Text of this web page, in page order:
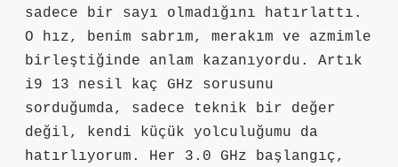
sadece bir sayı olmadığını hatırlattı.
O hız, benim sabrım, merakım ve azmimle
birleştiğinde anlam kazanıyordu. Artık
i9 13 nesil kaç GHz sorusunu
sorduğumda, sadece teknik bir değer
değil, kendi küçük yolculuğumu da
hatırlıyorum. Her 3.0 GHz başlangıç,